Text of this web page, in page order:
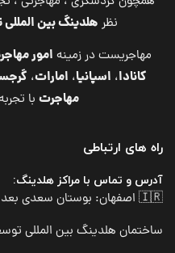
نظر هلدینگ بین
مهاجریست در زمینه امور
کانادا، اسپانیا، امارات،
مهاجرت با
راه های ارتباطی
آدرس و تماس با مراکز هلدینگ:
🇮🇷 اصفهان: بوستان سعدی بعد از هتل چهل پنجره
ساختمان هلدینگ بین المللی